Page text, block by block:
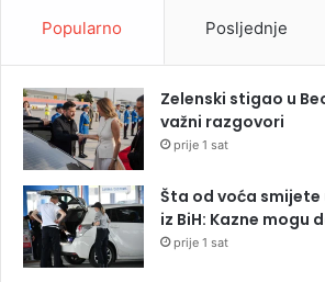
Popularno Posljednje
Zelenski stigao u
važni razgovori
prije 1 sat
Šta od voća
iz BiH: Kazne mogu
prije 1 sat